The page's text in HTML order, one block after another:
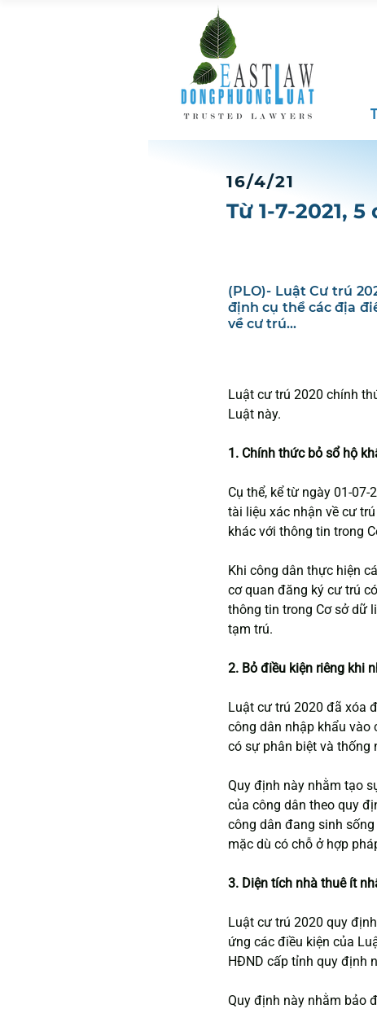
16/4/21
Từ 1-7-2021,
(PLO)- Luật Cư trú
định cụ thể các địa
về cư trú...
Luật cư trú 2020 chính
Luật này.
1. Chính thức bỏ sổ hộ
Cụ thể, kể từ ngày 01-
tài liệu xác nhận về cư
khác với thông tin trong
Khi công dân thực hiện
cơ quan đăng ký cư trú
thông tin trong Cơ sở dữ
tạm trú.
2. Bỏ điều kiện riêng khi
Luật cư trú 2020 đã xóa
công dân nhập khẩu vào
có sự phân biệt và thống
Quy định này nhằm tạo
của công dân theo quy
công dân đang sinh
mặc dù có chỗ ở hợp
3. Diện tích nhà thuê ít
Luật cư trú 2020 quy
ứng các điều kiện của
HĐND cấp tỉnh quy định
Quy định này nhằm bảo